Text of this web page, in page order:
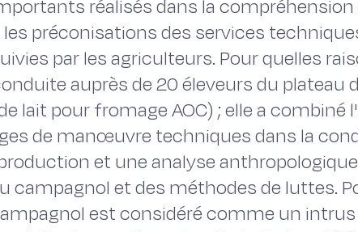
réalisés dans la compréhension
préconisations des services
par les agriculteurs. Pour quelles
auprès de 20 éleveurs du plateau
lait pour fromage AOC) ; elle a combiné
de manœuvre techniques dans la
et une analyse
campagnol et des méthodes de luttes.
est considéré comme un